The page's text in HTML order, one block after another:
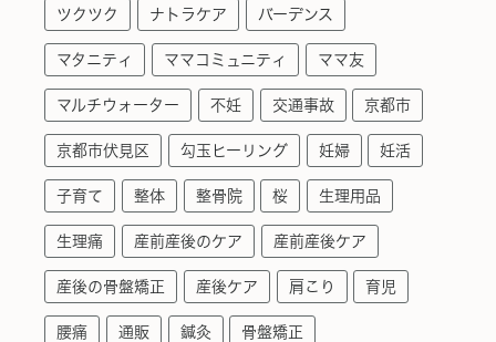
ツクツク ナトラケア バーデンス
マタニティ ママコミュニティ ママ友
マルチウォーター 不妊 交通事故 京都市
京都市伏見区 勾玉ヒーリング 妊婦 妊活
子育て 整体 整骨院 桜 生理用品
生理痛 産前産後のケア 産前産後ケア
産後の骨盤矯正 産後ケア 肩こり 育児
腰痛 通販 鍼灸 骨盤矯正